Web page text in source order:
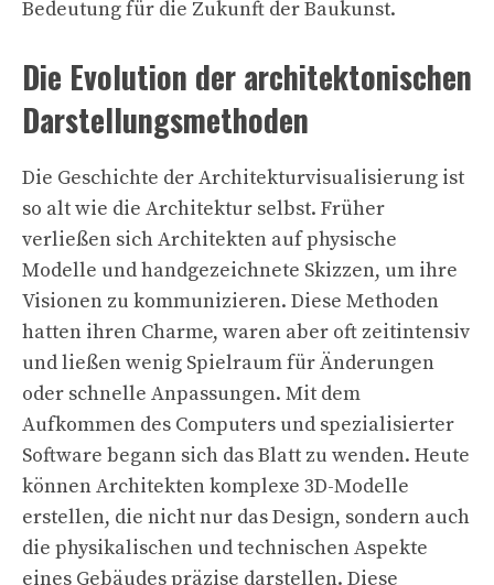
Bedeutung für die Zukunft der Baukunst.
Die Evolution der architektonischen
Darstellungsmethoden
Die Geschichte der Architekturvisualisierung ist
so alt wie die Architektur selbst. Früher
verließen sich Architekten auf physische
Modelle und handgezeichnete Skizzen, um ihre
Visionen zu kommunizieren. Diese Methoden
hatten ihren Charme, waren aber oft zeitintensiv
und ließen wenig Spielraum für Änderungen
oder schnelle Anpassungen. Mit dem
Aufkommen des Computers und spezialisierter
Software begann sich das Blatt zu wenden. Heute
können Architekten komplexe 3D-Modelle
erstellen, die nicht nur das Design, sondern auch
die physikalischen und technischen Aspekte
eines Gebäudes präzise darstellen. Diese